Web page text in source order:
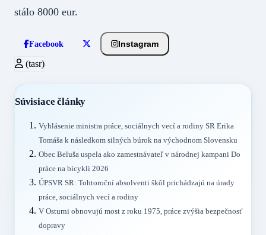
stálo 8000 eur.
Facebook Instagram
(tasr)
Súvisiace články
Vyhlásenie ministra práce, sociálnych vecí a rodiny SR Erika
Tomáša k následkom silných búrok na východnom Slovensku
Obec Beluša uspela ako zamestnávateľ v národnej kampani Do
práce na bicykli 2026
ÚPSVR SR: Tohtoroční absolventi škôl prichádzajú na úrady
práce, sociálnych vecí a rodiny
V Osturni obnovujú most z roku 1975, práce zvýšia bezpečnosť
dopravy